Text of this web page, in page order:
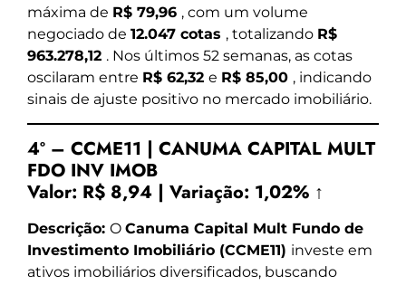
máxima de R$ 79,96 , com um volume
negociado de 12.047 cotas , totalizando R$
963.278,12 . Nos últimos 52 semanas, as cotas
oscilaram entre R$ 62,32 e R$ 85,00 , indicando
sinais de ajuste positivo no mercado imobiliário.
4º – CCME11 | CANUMA CAPITAL MULT
FDO INV IMOB
Valor: R$ 8,94 | Variação: 1,02% ↑
Descrição: O Canuma Capital Mult Fundo de
Investimento Imobiliário (CCME11) investe em
ativos imobiliários diversificados, buscando